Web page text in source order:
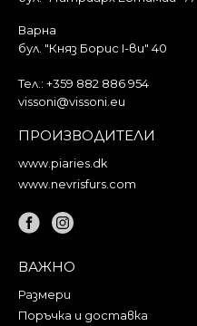
Варна
бул. "Княз Борис I-ви" 40
Тел.: +359 882 886 954
vissoni@vissoni.eu
ПРОИЗВОДИТЕЛИ
www.piaries.dk
www.nevrisfurs.com
ВАЖНО
Размери
Поръчка и доставка